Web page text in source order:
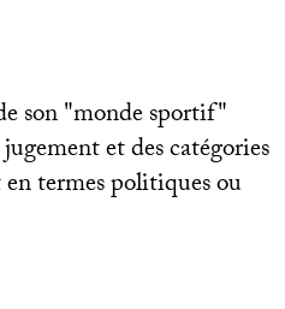
son "monde sportif"
et des catégories
termes politiques ou